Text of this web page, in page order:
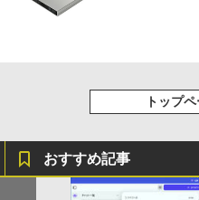
トップ
おすすめ記事